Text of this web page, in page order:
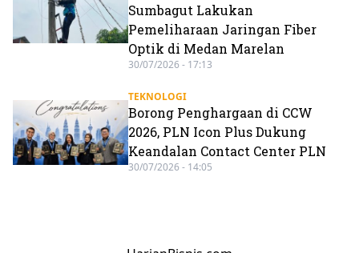
Sumbagut Lakukan
Pemeliharaan Jaringan Fiber
Optik di Medan Marelan
30/07/2026 - 17:13
TEKNOLOGI
Borong Penghargaan di CCW
2026, PLN Icon Plus Dukung
Keandalan Contact Center PLN
30/07/2026 - 14:05